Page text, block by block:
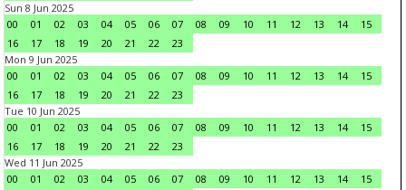
Sun 8 Jun 2025
00
01 02 03 04 05 06 07 08 09 10 11 12 13 14
15
16
17 18 19 20 21 22
23
Mon 9 Jun 2025
00
01 02 03 04 05 06 07 08 09 10 11 12 13 14
15
16
17 18 19 20 21 22
23
Tue 10 Jun 2025
00
01 02 03 04 05 06 07 08 09 10 11 12 13 14
15
16
17 18 19 20 21 22
23
Wed 11 Jun 2025
00
01 02 03 04 05 06 07 08 09 10 11 12 13 14
15